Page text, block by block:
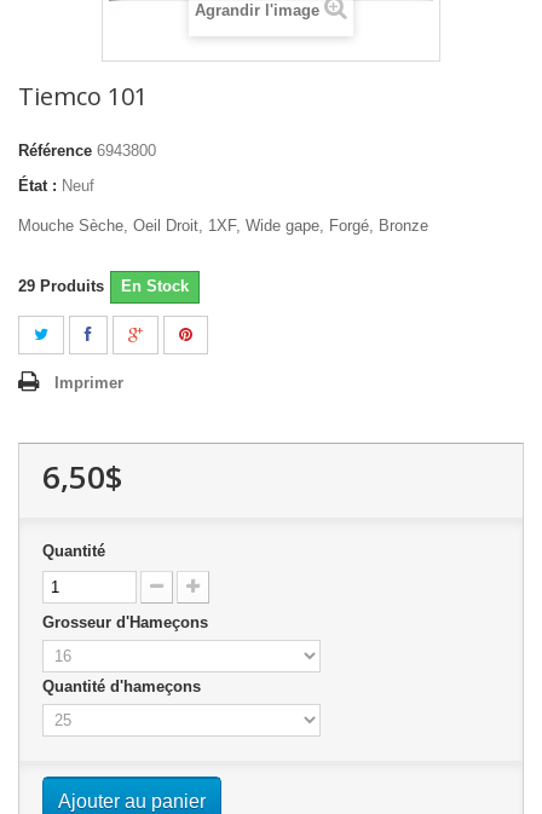
Agrandir l'image
Tiemco 101
Référence 6943800
État : Neuf
Mouche Sèche, Oeil Droit, 1XF, Wide gape, Forgé, Bronze
29 Produits En Stock
Imprimer
6,50$
Quantité
Grosseur d'Hameçons
Quantité d'hameçons
Ajouter au panier